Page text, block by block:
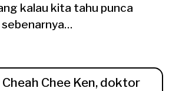
kalau kita tahu punca
sebenarnya…
Chee Ken, doktor